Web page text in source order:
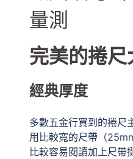
完美的捲尺
經典厚度
多數五金行買到的捲尺
用比較寬的尺帶（
比較容易閱讀加上尺帶